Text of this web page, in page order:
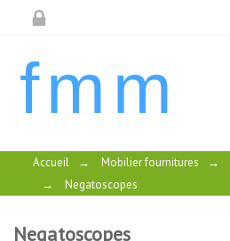
fmm
Accueil → Mobilier fournitures →
→
Negatoscopes
Negatoscopes